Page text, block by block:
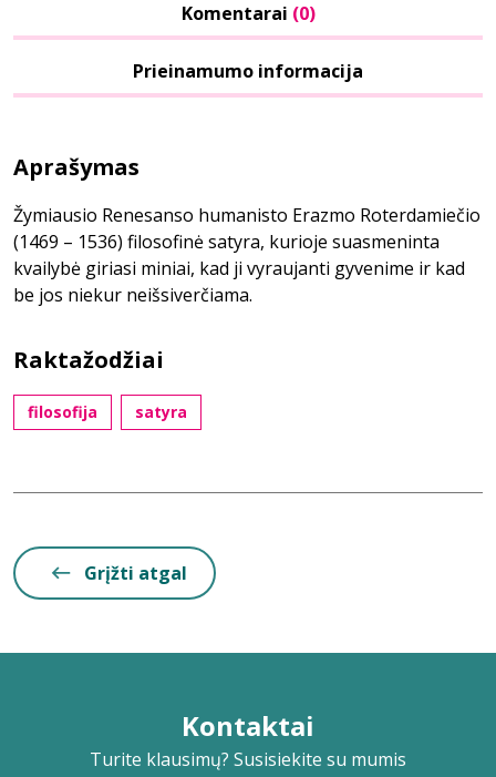
Komentarai (0)
Prieinamumo informacija
Aprašymas
Žymiausio Renesanso humanisto Erazmo Roterdamiečio
(1469 – 1536) filosofinė satyra, kurioje suasmeninta
kvailybė giriasi miniai, kad ji vyraujanti gyvenime ir kad
be jos niekur neišsiverčiama.
Raktažodžiai
filosofija satyra
Grįžti atgal
Kontaktai
Turite klausimų? Susisiekite su mumis